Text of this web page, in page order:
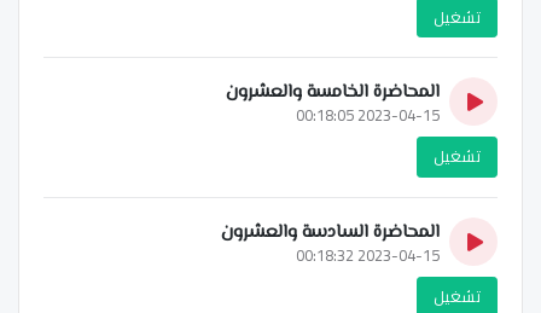
تشغيل
المحاضرة الخامسة والعشرون
2023-04-15 00:18:05
تشغيل
المحاضرة السادسة والعشرون
2023-04-15 00:18:32
تشغيل